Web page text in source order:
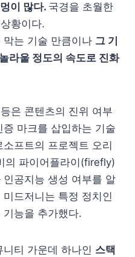
이 많다. 국경을 초월한
황이다.
는 기술 만큼이나 그 기
라울 정도의 속도로 진화
은 콘텐츠의 진위 여부
마크를 삽입하는 기술
프트의 프로젝트 오리
의 파이어플라이(firefly)
공지능 생성 여부를 알
드저니는 특정 정치인
능을 추가했다.
티 가운데 하나인 스택